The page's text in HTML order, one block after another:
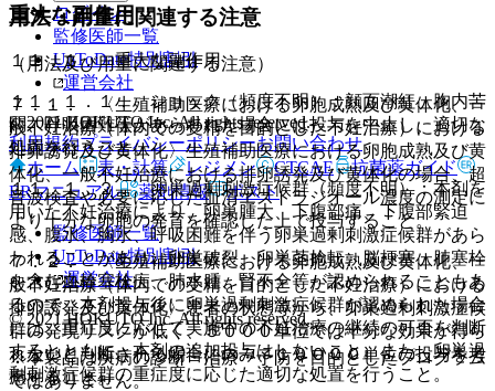
重大な副作用
１１．１． 重大な副作用
１１．１．１． ショック（頻度不明）：顔面潮紅、胸内苦
悶、呼吸困難等があらわれた場合には投与を中止し、適切な
処置を行うこと。
１１．１．２． 卵巣過剰刺激症候群（頻度不明）：本剤を
用いた不妊治療により、卵巣腫大、下腹部痛、下腹部緊迫
感、腹水、胸水、呼吸困難を伴う卵巣過剰刺激症候群があら
われることがあり、卵巣破裂、卵巣茎捻転、脳梗塞、肺塞栓
を含む血栓塞栓症、肺水腫、腎不全等が認められることもあ
るので、本剤投与後に卵巣過剰刺激症候群が認められた場合
には、重症度に応じて実施中の不妊治療の継続の可否を判断
するとともに、本剤の追加投与はしないこと。また、卵巣過
剰刺激症候群の重症度に応じた適切な処置を行うこと。
用法・用量に関連する注意
（用法及び用量に関連する注意）
７．１． 〈生殖補助医療における卵胞成熟及び黄体化、一
般不妊治療（体内での受精を目的とした不妊治療）における
排卵誘発及び黄体化〉生殖補助医療における卵胞成熟及び黄
体化、一般不妊治療における排卵誘発及び黄体化の場合、超
音波検査や必要に応じた血清エストラジオール濃度の測定に
より十分な卵胞の発育を確認した上で投与すること。
７．２． 〈生殖補助医療における卵胞成熟及び黄体化、一
般不妊治療（体内での受精を目的とした不妊治療）における
排卵誘発及び黄体化〉患者の状態等から、卵巣過剰刺激症候
群の発現リスクが低く、５０００単位では十分な効果が得ら
れないと判断される場合にのみ、１００００単位の投与を考
慮すること。
ログイン
監修医師一覧
UpToDate特別割引
運営会社
© 2021 HOKUTO Inc. All rights reserved.
利用規約プライバシーポリシーお問い合わせ
ホーム
表・計算 レジメン CTCAE
抗菌薬ガイド
ERマニュアル
薬剤情報 ポスト
監修医師一覧
UpToDate特別割引
運営会社
© 2021 HOKUTO Inc. All rights reserved.
※本製品は疾病の診断・治療・予防を目的としたプログラム
ではありません。